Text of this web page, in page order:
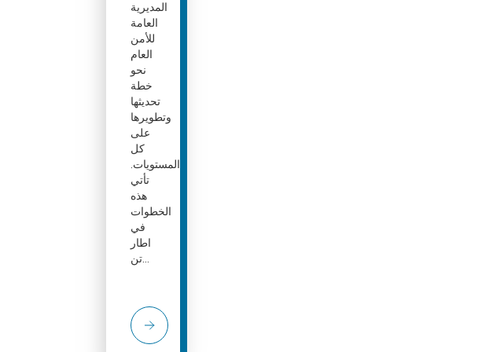
المديرية
العامة
للأمن
العام
نحو
خطة
تحديثها
وتطويرها
على
كل
المستويات.
تأتي
هذه
الخطوات
في
اطار
تن...